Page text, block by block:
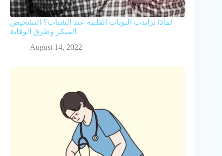
لماذا تزايدت النوبات القلبية عند الشباب؟ التشخيص
المبكر وطرق الوقاية
August 14, 2022